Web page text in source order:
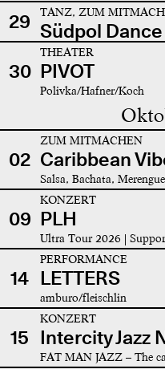
29 TANZ, ZUM
Südpol Dance
30
THEATER
PIVOT
Polivka/Hafner/Koch
02
ZUM MITMACHEN
Caribbean
Salsa, Bachata, Merengue
09
KONZERT
PLH
Ultra Tour 2026 |
14
PERFORMANCE
LETTERS
amburo/fleischlin
15
KONZERT
Intercity Jazz
FAT MAN JAZZ – The